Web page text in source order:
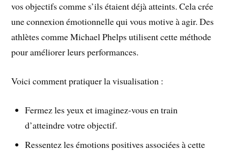
vos objectifs comme s’ils étaient déjà atteints. Cela crée
une connexion émotionnelle qui vous motive à agir. Des
athlètes comme Michael Phelps utilisent cette méthode
pour améliorer leurs performances.
Voici comment pratiquer la visualisation :
Fermez les yeux et imaginez-vous en train
d’atteindre votre objectif.
Ressentez les émotions positives associées à cette